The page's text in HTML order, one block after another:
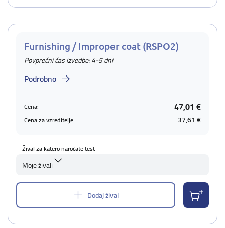
Furnishing / Improper coat (RSPO2)
Povprečni čas izvedbe: 4-5 dni
Podrobno
Cena: 47,01 €
Cena za vzreditelje: 37,61 €
Žival za katero naročate test
Moje živali
Dodaj žival